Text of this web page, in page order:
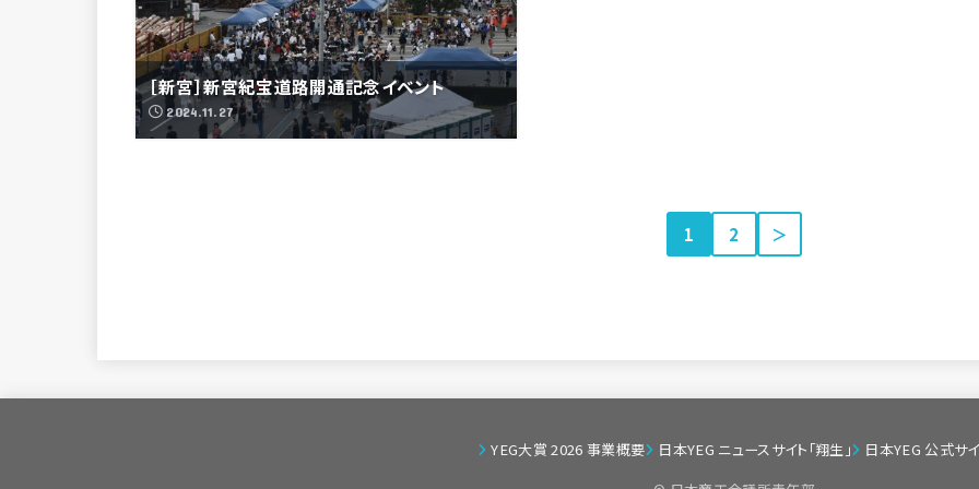
［新宮］新宮紀宝道路開通記念イベント
2024.11.27
1 2 ＞
YEG大賞 2026 事業概要 日本YEG ニュースサイト「翔生」
日本YEG 公式サ